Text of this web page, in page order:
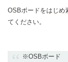
OSBボードをはじめ
てください。
※OSBボード